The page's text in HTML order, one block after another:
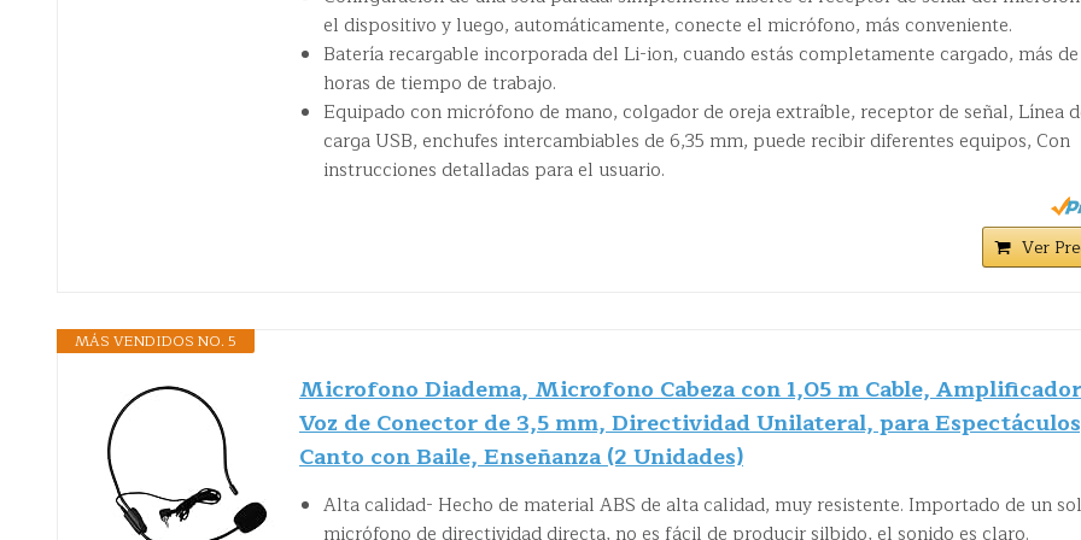
el dispositivo y luego, automáticamente, conecte el micrófono, más conveniente.
Batería recargable incorporada del Li-ion, cuando estás completamente cargado, más
horas de tiempo de trabajo.
Equipado con micrófono de mano, colgador de oreja extraíble, receptor de señal, Línea
carga USB, enchufes intercambiables de 6,35 mm, puede recibir diferentes equipos, Con
instrucciones detalladas para el usuario.
Ver
MÁS VENDIDOS NO. 5
Microfono Diadema, Microfono Cabeza con 1,05 m Cable,
Voz de Conector de 3,5 mm, Directividad Unilateral, para
Canto con Baile, Enseñanza (2 Unidades)
Alta calidad- Hecho de material ABS de alta calidad, muy resistente. Importado de un